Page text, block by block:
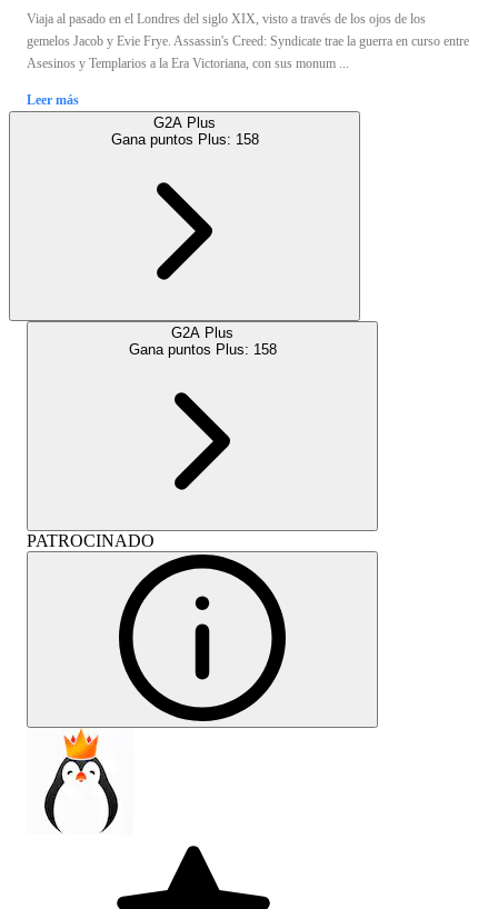
Viaja al pasado en el Londres del siglo XIX, visto a través de los ojos de los
gemelos Jacob y Evie Frye. Assassin's Creed: Syndicate trae la guerra en curso entre
Asesinos y Templarios a la Era Victoriana, con sus monum ...
Leer más
G2A Plus
Gana puntos Plus: 158
G2A Plus
Gana puntos Plus: 158
PATROCINADO